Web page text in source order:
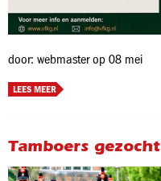
door: webmaster op 08 mei
LEES MEER
Tamboers gezocht